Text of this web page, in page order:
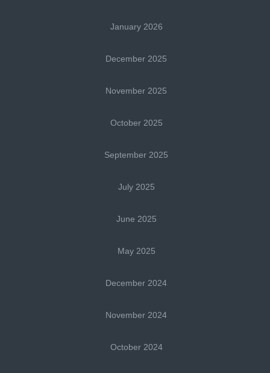
January 2026
December 2025
November 2025
October 2025
September 2025
July 2025
June 2025
May 2025
December 2024
November 2024
October 2024